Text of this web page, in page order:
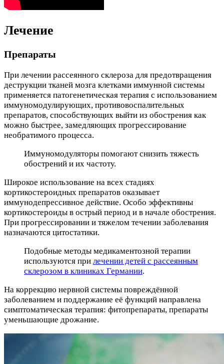
Лечение
Препараты
При лечении рассеянного склероза для предотвращения
деструкции тканей мозга клетками иммунной системы
применяется патогенетическая терапия с использованием
иммуномодулирующих, противовоспалительных
препаратов, способствующих выйти из обострения как
можно быстрее, замедляющих прогрессирование
необратимого процесса.
Иммуномодуляторы помогают снизить тяжесть
обострений и их частоту.
Широкое использование на всех стадиях
кортикостероидных препаратов оказывает
иммунодепрессивное действие. Особо эффективны
кортикостероиды в острый период и в начале обострения.
При прогрессировании и тяжелом течении заболевания
назначаются цитостатики.
Подобные методы медикаментозной терапии
используются при лечении детей с рассеянным
склерозом в клиниках Германии.
На коррекцию нервной системы повреждённой
заболеванием и поддержание её функций направлена
симптоматическая терапия: фитопрепараты, препараты
уменьшающие дрожание.